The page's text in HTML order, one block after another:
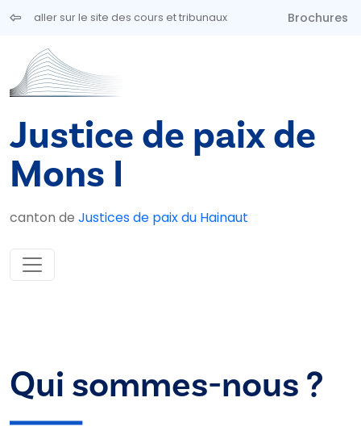
Aller au contenu principal
aller sur le site des cours et tribunaux Brochures
Justice de paix de
Mons I
canton de Justices de paix du Hainaut
Qui sommes-nous ?